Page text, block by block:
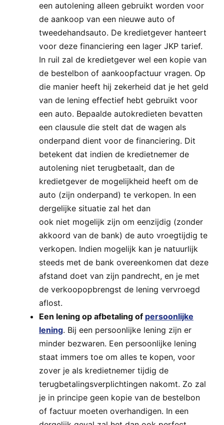
een autolening alleen gebruikt worden voor
de aankoop van een nieuwe auto of
tweedehandsauto. De kredietgever hanteert
voor deze financiering een lager JKP tarief.
In ruil zal de kredietgever wel een kopie van
de bestelbon of aankoopfactuur vragen. Op
die manier heeft hij zekerheid dat je het geld
van de lening effectief hebt gebruikt voor
een auto. Bepaalde autokredieten bevatten
een clausule die stelt dat de wagen als
onderpand dient voor de financiering. Dit
betekent dat indien de kredietnemer de
autolening niet terugbetaalt, dan de
kredietgever de mogelijkheid heeft om de
auto (zijn onderpand) te verkopen. In een
dergelijke situatie zal het dan
ook niet mogelijk zijn om eenzijdig (zonder
akkoord van de bank) de auto vroegtijdig te
verkopen. Indien mogelijk kan je natuurlijk
steeds met de bank overeenkomen dat deze
afstand doet van zijn pandrecht, en je met
de verkoopopbrengst de lening vervroegd
aflost.
Een lening op afbetaling of persoonlijke
lening. Bij een persoonlijke lening zijn er
minder bezwaren. Een persoonlijke lening
staat immers toe om alles te kopen, voor
zover je als kredietnemer tijdig de
terugbetalingsverplichtingen nakomt. Zo zal
je in principe geen kopie van de bestelbon
of factuur moeten overhandigen. In een